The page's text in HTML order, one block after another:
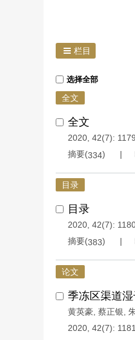
栏目
选择全部
全文
全文
2020, 42(7):
摘要(334)
目录
目录
2020, 42(7):
摘要(383)
论文
季冻区渠道
黄英豪 蔡正银
2020, 42(7):